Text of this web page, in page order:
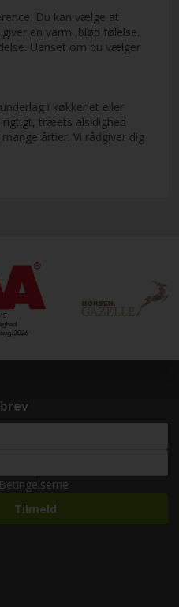
Du kan vælge at
en varm, blød følelse.
Uanset om du vælger
i køkkenet eller
træets alsidighed
årtier. Vi rådgiver dig
Betingelserne